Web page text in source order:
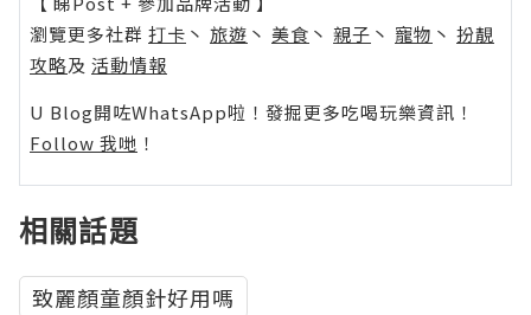
瀏覽更多社群 打卡 丶 旅遊 丶 美食 丶 親子 丶 寵物 丶 扮靚
攻略及 活動情報
U Blog開咗WhatsApp啦！發掘更多吃喝玩樂資訊！
Follow 我哋 ！
相關話題
致麗顏童顏針好用嗎